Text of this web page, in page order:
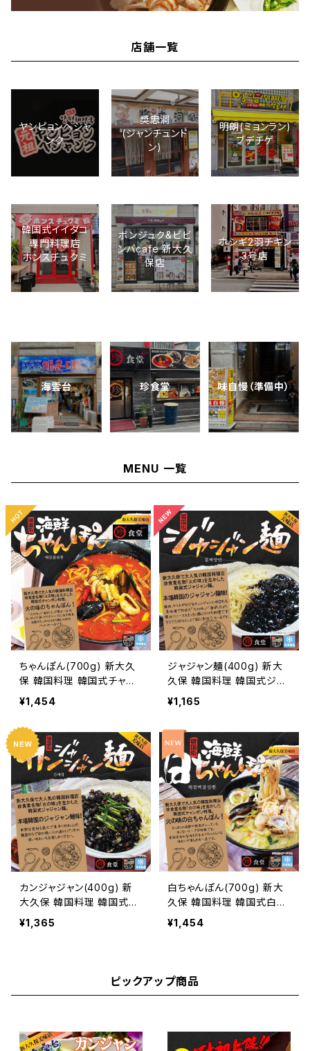
店舗一覧
ヤンピョンへジャ
ンク
奬忠洞
(ジャンチュンド
ン)
明朗(ミョンラン)
ブデチゲ
韓国式イイダコ
専門料理店
ホンスチュクミ
ボンジュク&ビビ
ンバcafe 新大久
保店
ホシギ2羽チキン
3号店
海雲台 珍食堂 味自慢（準備中）
MENU 一覧
ちゃんぽん(700g) 新大久
保 韓国料理 韓国式チャン
ポン 韓国中華 韓国食品 Y
OGIJOA ヨギジョア 珍食堂
¥1,454
ジャジャン麺(400g) 新大
久保 韓国料理 韓国式ジャ
ジャン麺 韓国食品 韓国中
華 YOGIJOA ヨギジョア 珍
¥1,165
カンジャジャン(400g) 新
大久保 韓国料理 韓国式カ
ンジャジャン麺 韓国食品 Y
OGIJOA 珍食堂
¥1,365
白ちゃんぽん(700g) 新大
久保 韓国料理 韓国式白チ
ャンポン 韓国中華 韓国食
品 YOGIJOA ヨギジョア 珍
¥1,454
ピックアップ商品